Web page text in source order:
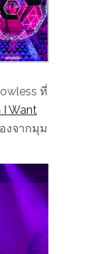
ที่
I Want
งจากมุม